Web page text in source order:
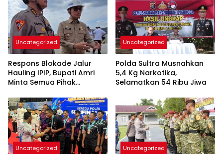
Uncategorized
Respons Blokade Jalur
Hauling IPIP, Bupati Amri
Minta Semua Pihak
Kepastian Hukum
Uncategorized
Polda Sultra Musnahkan
5,4 Kg Narkotika,
Selamatkan 54 Ribu Jiwa
Uncategorized Uncategorized